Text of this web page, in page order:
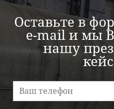
Оставьте в
e-mail и мы
нашу